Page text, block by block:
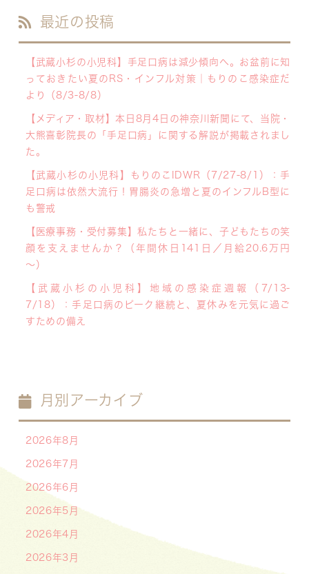
最近の投稿
【武蔵小杉の小児科】手足口病は減少傾向へ。お盆前に知
っておきたい夏のRS・インフル対策｜もりのこ感染症だ
より（8/3-8/8）
【メディア・取材】本日8月4日の神奈川新聞にて、当院・
大熊喜彰院長の「手足口病」に関する解説が掲載されまし
た。
【武蔵小杉の小児科】もりのこIDWR（7/27-8/1）：手
足口病は依然大流行！胃腸炎の急増と夏のインフルB型に
も警戒
【医療事務・受付募集】私たちと一緒に、子どもたちの笑
顔を支えませんか？（年間休日141日／月給20.6万円
～）
【武蔵小杉の小児科】地域の感染症週報（7/13-
7/18）：手足口病のピーク継続と、夏休みを元気に過ご
すための備え
月別アーカイブ
2026年8月
2026年7月
2026年6月
2026年5月
2026年4月
2026年3月